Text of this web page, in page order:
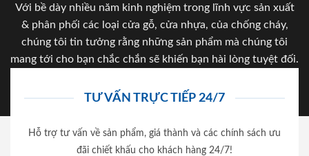
Với bề dày nhiều năm kinh nghiệm trong lĩnh vực sản xuất
& phân phối các loại cửa gỗ, cửa nhựa, của chống cháy,
chúng tôi tin tưởng rằng những sản phẩm mà chúng tôi
mang tới cho bạn chắc chắn sẽ khiến bạn hài lòng tuyệt đối.
TƯ VẤN TRỰC TIẾP 24/7
Hỗ trợ tư vấn về sản phẩm, giá thành và các chính sách ưu
đãi chiết khấu cho khách hàng 24/7!